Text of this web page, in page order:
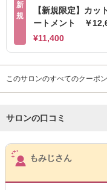
新
規
【新規限定】カッ
ートメント ￥
¥11,400
このサロンのすべてのクーポ
サロンの口コミ
サロンPick
もみじさん